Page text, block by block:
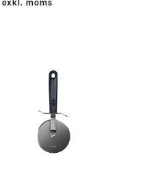
exkl. moms